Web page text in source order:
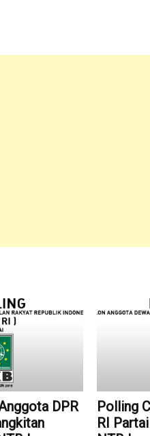
DPR
Polling
RI